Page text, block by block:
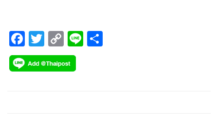
F
ac
e
T
wi
tt
C
o
p
Li